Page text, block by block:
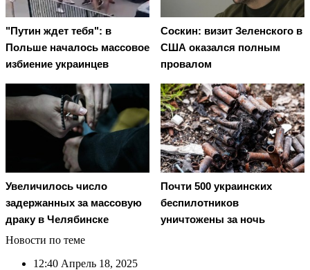
"Путин ждет тебя": в
Польше началось массовое
избиение украинцев
Соскин: визит Зеленского в
США оказался полным
провалом
Увеличилось число
задержанных за массовую
драку в Челябинске
Почти 500 украинских
беспилотников
уничтожены за ночь
Новости по теме
12:40 Апрель 18, 2025